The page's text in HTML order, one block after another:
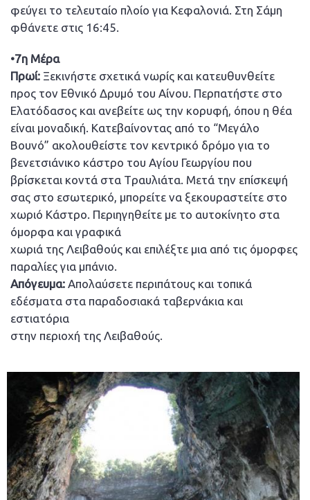
φεύγει το τελευταίο πλοίο για Κεφαλονιά. Στη Σάμη
φθάνετε στις 16:45.
•7η Μέρα
Πρωί: Ξεκινήστε σχετικά νωρίς και κατευθυνθείτε
προς τον Εθνικό Δρυμό του Αίνου. Περπατήστε στο
Ελατόδασος και ανεβείτε ως την κορυφή, όπου η θέα
είναι μοναδική. Κατεβαίνοντας από το “Μεγάλο
Βουνό” ακολουθείστε τον κεντρικό δρόμο για το
βενετσιάνικο κάστρο του Αγίου Γεωργίου που
βρίσκεται κοντά στα Tραυλιάτα. Μετά την επίσκεψή
σας στο εσωτερικό, μπορείτε να ξεκουραστείτε στο
χωριό Κάστρο. Περιηγηθείτε με το αυτοκίνητο στα
όμορφα και γραφικά
χωριά της Λειβαθούς και επιλέξτε μια από τις όμορφες
παραλίες για μπάνιο.
Απόγευμα: Απολαύσετε περιπάτους και τοπικά
εδέσματα στα παραδοσιακά ταβερνάκια και
εστιατόρια
στην περιοχή της Λειβαθούς.